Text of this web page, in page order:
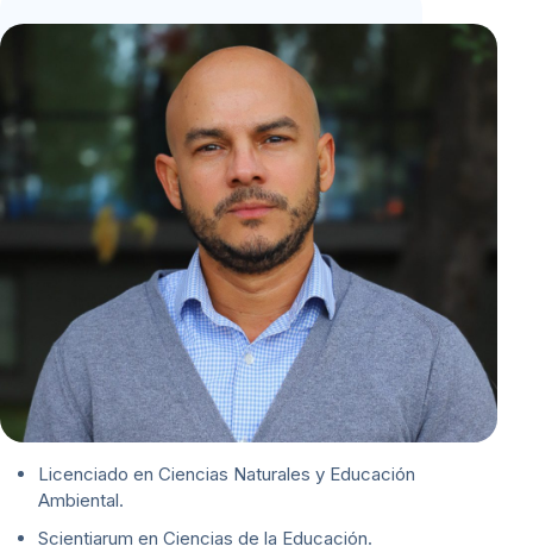
Licenciado en Ciencias Naturales y Educación
Ambiental.
Scientiarum en Ciencias de la Educación.